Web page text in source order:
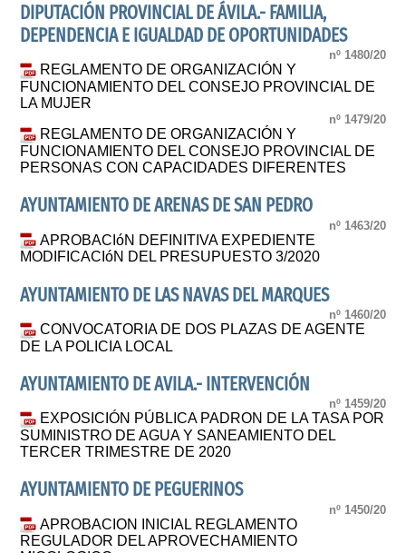
DIPUTACIÓN PROVINCIAL DE ÁVILA.- FAMILIA,
DEPENDENCIA E IGUALDAD DE OPORTUNIDADES
nº 1480/20
REGLAMENTO DE ORGANIZACIÓN Y
FUNCIONAMIENTO DEL CONSEJO PROVINCIAL DE
LA MUJER
nº 1479/20
REGLAMENTO DE ORGANIZACIÓN Y
FUNCIONAMIENTO DEL CONSEJO PROVINCIAL DE
PERSONAS CON CAPACIDADES DIFERENTES
AYUNTAMIENTO DE ARENAS DE SAN PEDRO
nº 1463/20
APROBACIóN DEFINITIVA EXPEDIENTE
MODIFICACIóN DEL PRESUPUESTO 3/2020
AYUNTAMIENTO DE LAS NAVAS DEL MARQUES
nº 1460/20
CONVOCATORIA DE DOS PLAZAS DE AGENTE
DE LA POLICIA LOCAL
AYUNTAMIENTO DE AVILA.- INTERVENCIÓN
nº 1459/20
EXPOSICIÓN PÚBLICA PADRON DE LA TASA POR
SUMINISTRO DE AGUA Y SANEAMIENTO DEL
TERCER TRIMESTRE DE 2020
AYUNTAMIENTO DE PEGUERINOS
nº 1450/20
APROBACION INICIAL REGLAMENTO
REGULADOR DEL APROVECHAMIENTO